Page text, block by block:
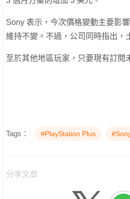
Sony 表示，今次價格變動主要影
維持不變。不過，公司同時指出，
至於其他地區玩家，只要現有訂
Tags： #PlayStation Plus
分享文章